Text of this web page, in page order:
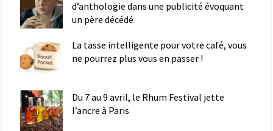
d’anthologie dans une publicité évoquant
un père décédé
La tasse intelligente pour votre café, vous
ne pourrez plus vous en passer !
Du 7 au 9 avril, le Rhum Festival jette
l’ancre à Paris